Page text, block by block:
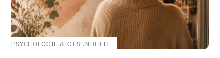
PSYCHOLOGIE & GESUNDHEIT